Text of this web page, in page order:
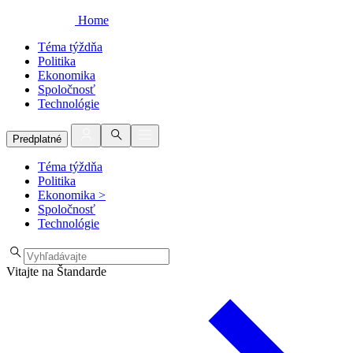
Home
Téma týždňa
Politika
Ekonomika
Spoločnosť
Technológie
Predplatné
Téma týždňa
Politika
Ekonomika >
Spoločnosť
Technológie
Vitajte na Štandarde